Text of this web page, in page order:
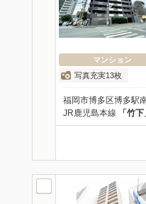
マンション
写真充実13枚
福岡市博多区博多駅
JR鹿児島本線 「竹